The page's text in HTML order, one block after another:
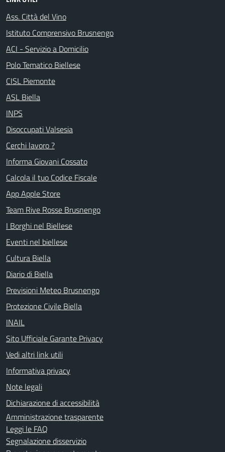
Ass. Città del Vino
Istituto Comprensivo Brusnengo
ACI - Servizio a Domicilio
Polo Tematico Biellese
CISL Piemonte
ASL Biella
INPS
Disoccupati Valsesia
Cerchi lavoro ?
Informa Giovani Cossato
Calcola il tuo Codice Fiscale
App Apple Store
Team Rive Rosse Brusnengo
I Borghi nel Biellese
Eventi nel biellese
Cultura Biella
Diario di Biella
Previsioni Meteo Brusnengo
Protezione Civile Biella
INAIL
Sito Ufficiale Garante Privacy
Vedi altri link utili
Informativa privacy
Note legali
Dichiarazione di accessibilità
Amministrazione trasparente
Leggi le FAQ
Segnalazione disservizio